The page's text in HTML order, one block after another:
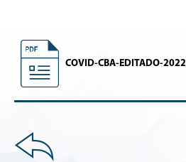
COVID-CBA-EDITADO-2022